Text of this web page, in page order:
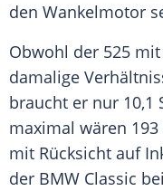
den Wankelmotor
Obwohl der 525
damalige
braucht er nur 10,1
maximal wären
mit Rücksicht auf
der BMW Classic